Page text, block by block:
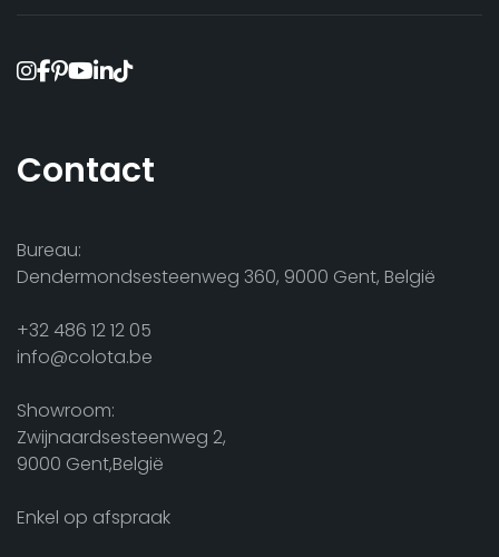
Contact
Bureau:
Dendermondsesteenweg 360, 9000 Gent, België
+32 486 12 12 05
info@colota.be
Showroom:
Zwijnaardsesteenweg 2,
9000 Gent,België
Enkel op afspraak